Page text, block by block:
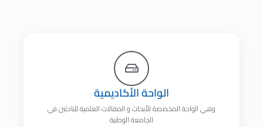
الواحة الأكاديمية
وهي الواحة المخصصة للأبحاث و المقالات العلمية للباحثين في
الجامعة الوطنية